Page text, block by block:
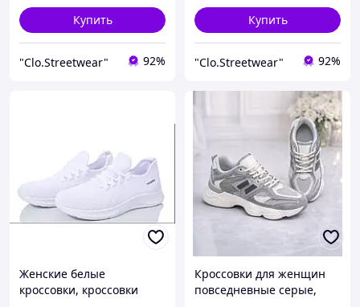
Купить
"Clo.Streetwear" 92%
Купить
"Clo.Streetwear" 92%
Женские белые
кроссовки, кроссовки
Кроссовки для женщин
повседневные серые,